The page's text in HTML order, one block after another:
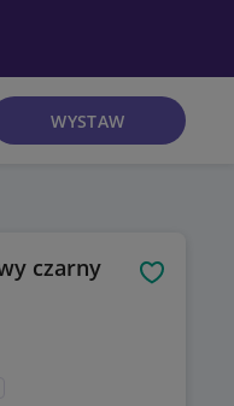
WYSTAW
czarny Obserwuj